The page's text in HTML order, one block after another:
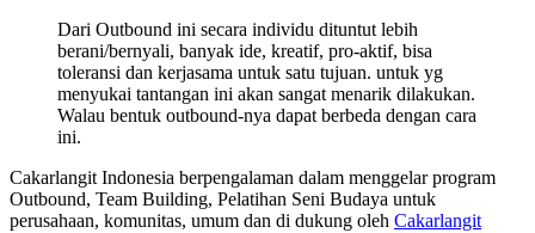
Dari Outbound ini secara individu dituntut lebih
berani/bernyali, banyak ide, kreatif, pro-aktif, bisa
toleransi dan kerjasama untuk satu tujuan. untuk yg
menyukai tantangan ini akan sangat menarik dilakukan.
Walau bentuk outbound-nya dapat berbeda dengan cara
ini.
Cakarlangit Indonesia berpengalaman dalam menggelar program
Outbound, Team Building, Pelatihan Seni Budaya untuk
perusahaan, komunitas, umum dan di dukung oleh Cakarlangit